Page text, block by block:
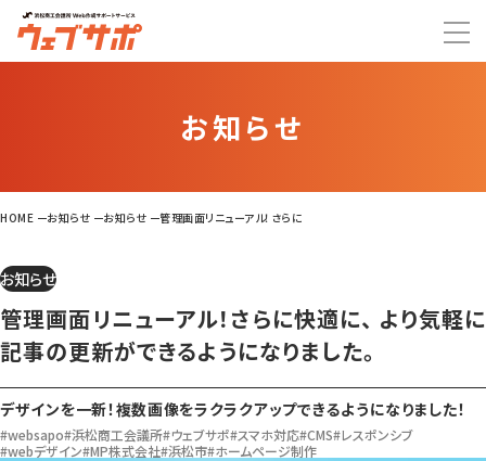
お知らせ
HOME お知らせ お知らせ 管理画面リニューアル！さらに快適に、 より気軽に記事の更新がで
お知らせ
管理画面リニューアル！さらに快適に、 より気軽に
記事の更新ができるようになりました。
デザインを一新！複数画像をラクラクアップできるようになりました！
#websapo#浜松商工会議所#ウェブサポ#スマホ対応#CMS#レスポンシブ
#webデザイン#MP株式会社#浜松市#ホームページ制作